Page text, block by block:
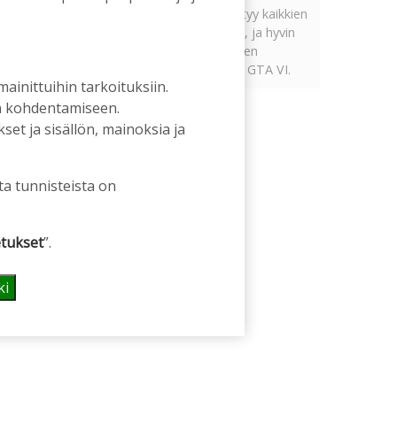
Tämän vuoden marraskuussa ilmestyy kaikkien
aikojen odotetuin ja ennakkotilatuin, ja hyvin
todennäköisesti myös kaikkien aikojen
myydyimmäksi videopeliksi nouseva GTA VI.
tarkoituksiin.
ja sisällön, mainoksia ja
tunnisteista on
”.